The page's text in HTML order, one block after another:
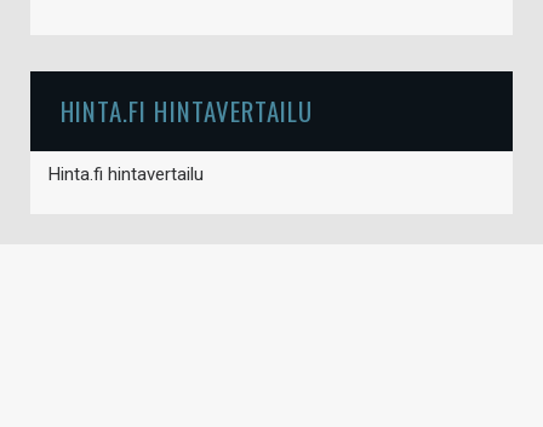
HINTA.FI HINTAVERTAILU
Hinta.fi hintavertailu